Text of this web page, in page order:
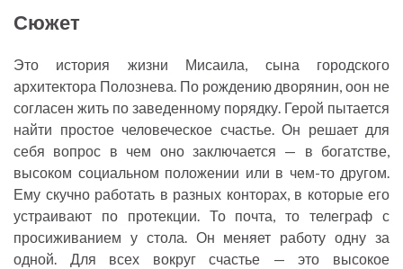
c
r
e
e
n
Сюжет
Это история жизни Мисаила, сына городского
архитектора Полознева. По рождению дворянин, оон не
согласен жить по заведенному порядку. Герой пытается
найти простое человеческое счастье. Он решает для
себя вопрос в чем оно заключается — в богатстве,
высоком социальном положении или в чем-то другом.
Ему скучно работать в разных конторах, в которые его
устраивают по протекции. То почта, то телеграф с
просиживанием у стола. Он меняет работу одну за
одной. Для всех вокруг счастье — это высокое